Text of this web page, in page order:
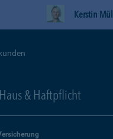
Kerstin
Haus & Haftpflicht